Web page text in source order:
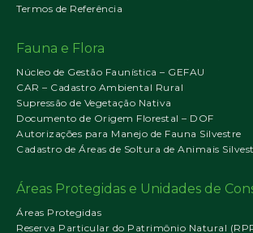
Termos de Referência
Fauna e Flora
Núcleo de Gestão Faunística – GEFAU
CAR – Cadastro Ambiental Rural
Supressão de Vegetação Nativa
Documento de Origem Florestal – DOF
Autorizações para Manejo de Fauna Silvestre
Cadastro de Áreas de Soltura de Animais
Áreas Protegidas e Unidades de
Áreas Protegidas
Reserva Particular do Patrimônio Natural